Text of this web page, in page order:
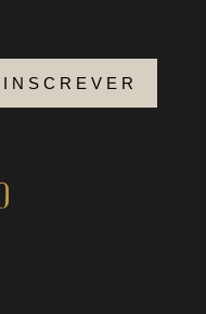
INSCREVER